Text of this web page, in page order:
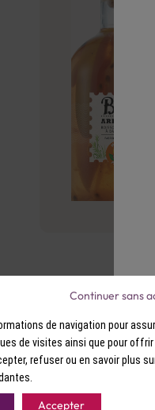
de navigation pour
de visites ainsi que pour offrir
refuser ou en savoir plus
Accepter
Continuer sans